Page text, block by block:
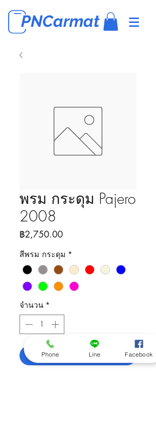
PNCarmat
พรม กระดุม Pajero
2008
฿2,750.00ราคา
สีพรม กระดุม *
จำนวน *
เพิ่มลงในรถเข็น
Phone Line Facebook